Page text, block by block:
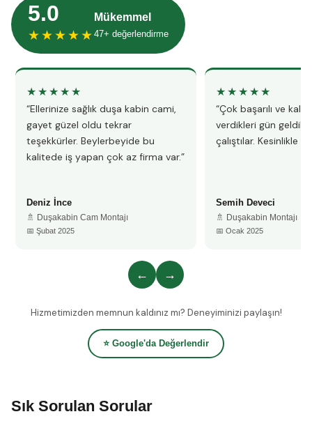
5.0
★★★★★
Mükemmel
47+ değerlendirme
★★★★★
“Ellerinize sağlık duşa kabin cami,
gayet güzel oldu tekrar
teşekkürler. Beylerbeyide bu
kalitede iş yapan çok az firma var.”
Deniz İnce
🚿 Duşakabin Cam Montajı
📅 Şubat 2025
★★★★★
“Çok başarılı ve
verdikleri gün
çalıştılar. Kesinlikle
Semih Deveci
🚿 Duşakabin Montajı
📅 Ocak 2025
← →
Hizmetimizden memnun kaldınız mı? Deneyiminizi paylaşın!
⭐ Google'da Değerlendir
Sık Sorulan Sorular